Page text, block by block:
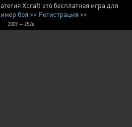
Xcraft это бесплатная игра для
боя >> Регистрация >>
2009 — 2526